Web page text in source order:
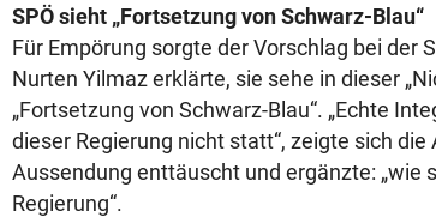
SPÖ sieht „Fortsetzung von Schwarz-Blau“
Für Empörung sorgte der Vorschlag bei der
Nurten Yilmaz erklärte, sie sehe in dieser
„Fortsetzung von Schwarz-Blau“. „Echte
dieser Regierung nicht statt“, zeigte sich
Aussendung enttäuscht und ergänzte: „wie
Regierung“.